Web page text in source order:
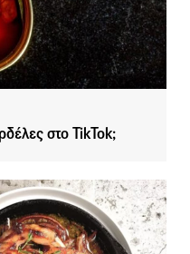
στο TikTok;